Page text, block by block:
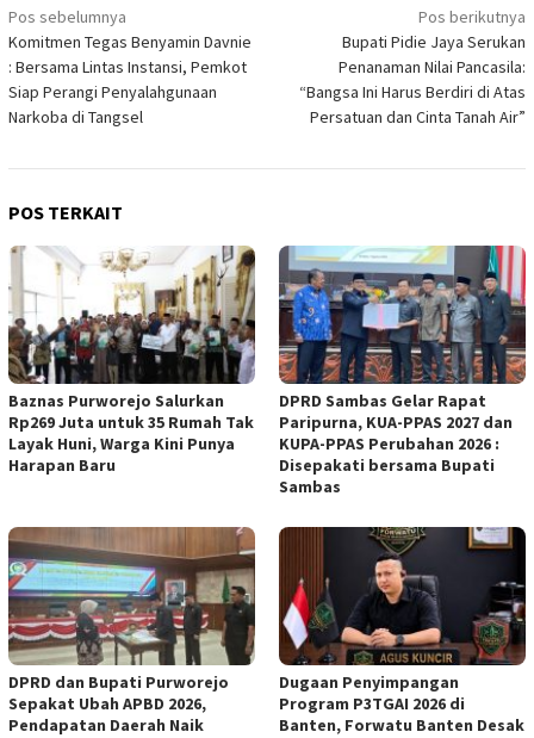
Navigasi
pos
Pos sebelumnya
Komitmen Tegas Benyamin Davnie
: Bersama Lintas Instansi, Pemkot
Siap Perangi Penyalahgunaan
Narkoba di Tangsel
Pos berikutnya
Bupati Pidie Jaya Serukan
Penanaman Nilai Pancasila:
“Bangsa Ini Harus Berdiri di Atas
Persatuan dan Cinta Tanah Air”
POS TERKAIT
Baznas Purworejo Salurkan
Rp269 Juta untuk 35 Rumah Tak
Layak Huni, Warga Kini Punya
Harapan Baru ‎
DPRD Sambas Gelar Rapat
Paripurna, KUA-PPAS 2027 dan
KUPA-PPAS Perubahan 2026 :
Disepakati bersama Bupati
Sambas
DPRD dan Bupati Purworejo
Sepakat Ubah APBD 2026,
Pendapatan Daerah Naik
Dugaan Penyimpangan
Program P3TGAI 2026 di
Banten, Forwatu Banten Desak